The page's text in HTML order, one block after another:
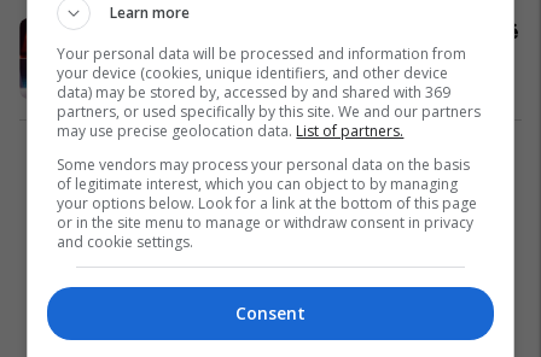
Ferma VIP: Zbulohen disa fermerë të
këtij edicioni
Yjet 31/03/2025
1
Learn more
Your personal data will be processed and information from
your device (cookies, unique identifiers, and other device
data) may be stored by, accessed by and shared with 369
partners, or used specifically by this site. We and our partners
may use precise geolocation data. List of partners.
Some vendors may process your personal data on the basis
of legitimate interest, which you can object to by managing
your options below. Look for a link at the bottom of this page
or in the site menu to manage or withdraw consent in privacy
and cookie settings.
Consent